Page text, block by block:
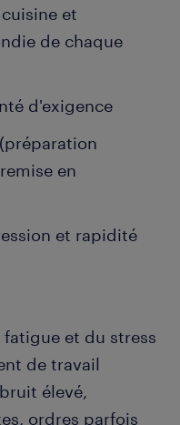
et
de chaque
d'exigence
en
et rapidité
et du stress
de travail
élevé,
ordres parfois